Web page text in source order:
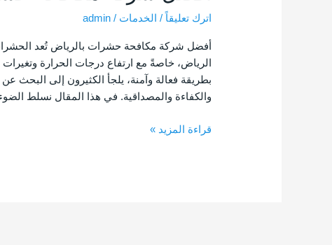
اترك تعليقاً / الخدمات /
admin
أفضل شركة مكافحة حشرات بالرياض تُعد
الرياض، خاصةً مع ارتفاع درجات الحرارة
بطريقة فعالة وآمنة، يلجأ الكثيرون إلى
والكفاءة والمصداقية. في هذا المقال نسلط
قراءة المزيد »